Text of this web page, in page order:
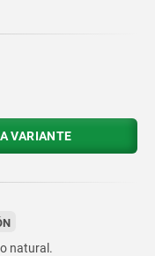
VARIANTE
natural.